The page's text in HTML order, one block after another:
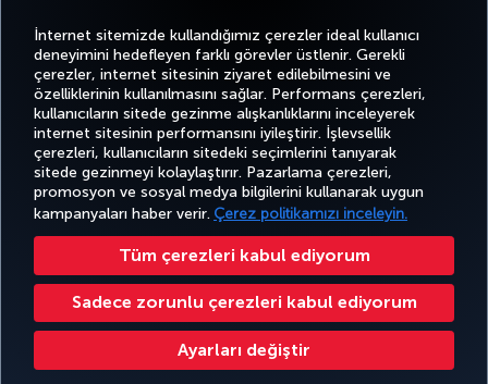
İnternet sitemizde kullandığımız çerezler ideal kullanıcı
deneyimini hedefleyen farklı görevler üstlenir. Gerekli
çerezler, internet sitesinin ziyaret edilebilmesini ve
özelliklerinin kullanılmasını sağlar. Performans çerezleri,
kullanıcıların sitede gezinme alışkanlıklarını inceleyerek
internet sitesinin performansını iyileştirir. İşlevsellik
çerezleri, kullanıcıların sitedeki seçimlerini tanıyarak
sitede gezinmeyi kolaylaştırır. Pazarlama çerezleri,
promosyon ve sosyal medya bilgilerini kullanarak uygun
kampanyaları haber verir. Çerez politikamızı inceleyin.
Tüm çerezleri kabul ediyorum
Sadece zorunlu çerezleri kabul ediyorum
Ayarları değiştir
TwitterFacebook
Instagram
YoutubeLinkedIn
TiktokBlogPinterest
BİLET
AL VE
YÖNET
DENEYİM
FIRSATLAR
VE UÇUŞ
NOKTALARI
YARDIM
TURKISH
AIRLINES
HOLIDAYS
MILES&SMILES
Bilgi Toplumu Hizmetleri Erişilebilirlik Gizlilik ve Çerez Politikası Yasal Uyarı Yolcu Hakları
Çerez Ayarlarını Değiştir
Türk Hava Yolları A.O. Her hakkı saklıdır. © 1996 - 2026